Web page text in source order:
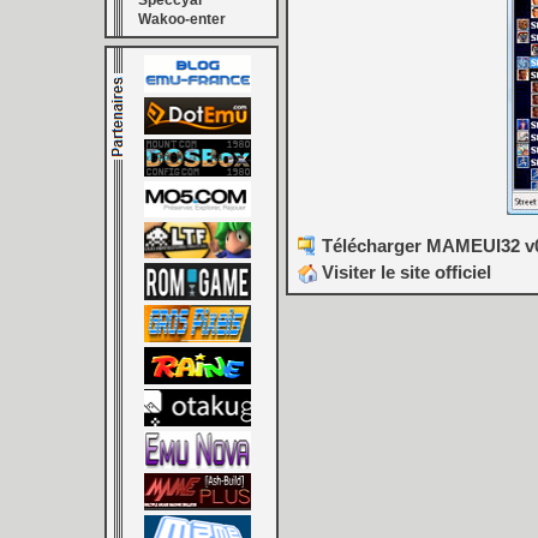
Wakoo-enter
Télécharger MAMEUI32
Visiter le site officiel